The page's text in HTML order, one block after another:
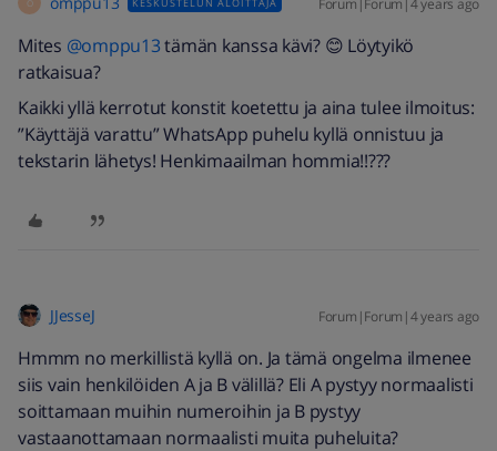
Forum|Forum|4 years ago
Mites @omppu13tämän kanssa kävi? 😊 Löytyikö
ratkaisua?
Kaikki yllä kerrotut konstit koetettu ja aina tulee ilmoitus:
”Käyttäjä varattu” WhatsApp puhelu kyllä onnistuu ja
tekstarin lähetys! Henkimaailman hommia!!???
JJesseJ Forum|Forum|4 years ago
Hmmm no merkillistä kyllä on. Ja tämä ongelma ilmenee
siis vain henkilöiden A ja B välillä? Eli A pystyy normaalisti
soittamaan muihin numeroihin ja B pystyy
vastaanottamaan normaalisti muita puheluita?